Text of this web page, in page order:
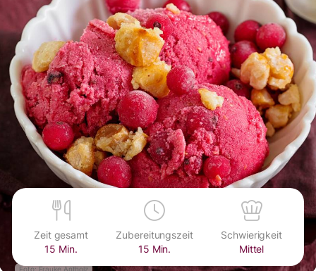
Foto: Frauke Antholz
Zeit gesamt
15 Min.
Zubereitungszeit
15 Min.
Schwierigkeit
Mittel